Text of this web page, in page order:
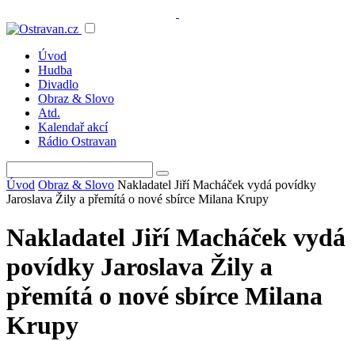
Úvod
Hudba
Divadlo
Obraz & Slovo
Atd.
Kalendař akcí
Rádio Ostravan
Úvod Obraz & Slovo Nakladatel Jiří Macháček vydá povídky
Jaroslava Žily a přemítá o nové sbírce Milana Krupy
Nakladatel Jiří Macháček vydá
povídky Jaroslava Žily a
přemítá o nové sbírce Milana
Krupy